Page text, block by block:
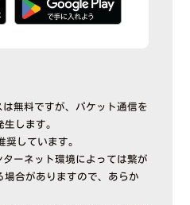
無料ですが、パケット通信を
します。
奨しています。
ーネット環境によっては繋が
場合がありますので、あらか